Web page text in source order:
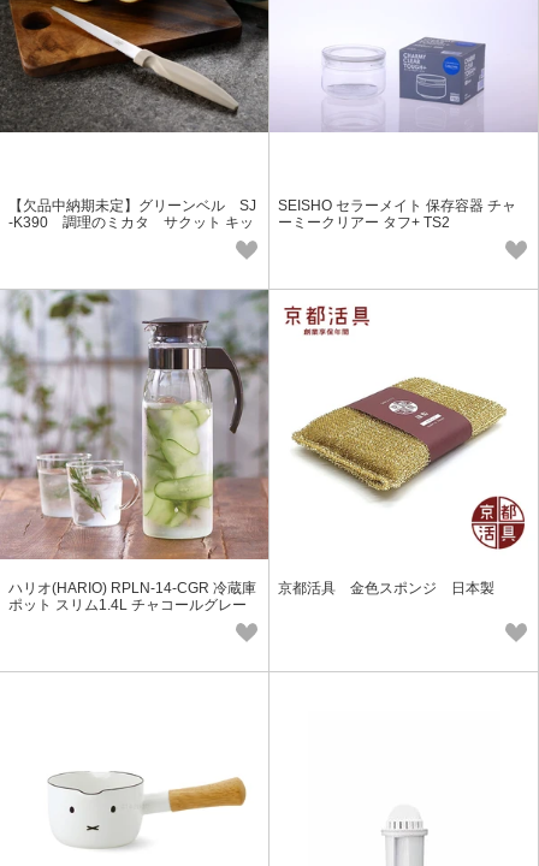
【欠品中納期未定】グリーンベル SJ
-K390 調理のミカタ サクット キッ
SEISHO セラーメイト 保存容器 チャ
ーミークリアー タフ+ TS2
ハリオ(HARIO) RPLN-14-CGR 冷蔵庫
ポット スリム1.4L チャコールグレー
京都活具 金色スポンジ 日本製